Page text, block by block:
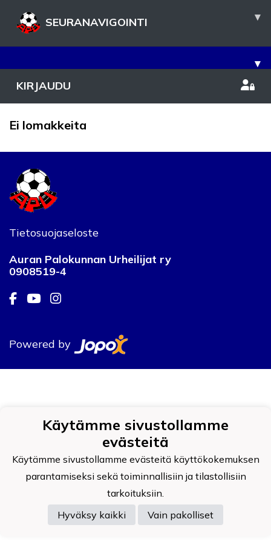
SEURANAVIGOINTI ▾
▾
KIRJAUDU
Ei lomakkeita
Tietosuojaseloste
Auran Palokunnan Urheilijat ry
0908519-4
Powered by
Käytämme sivustollamme
evästeitä
Käytämme sivustollamme evästeitä käyttökokemuksen
parantamiseksi sekä toiminnallisiin ja tilastollisiin
tarkoituksiin.
Hyväksy kaikki
Vain pakolliset